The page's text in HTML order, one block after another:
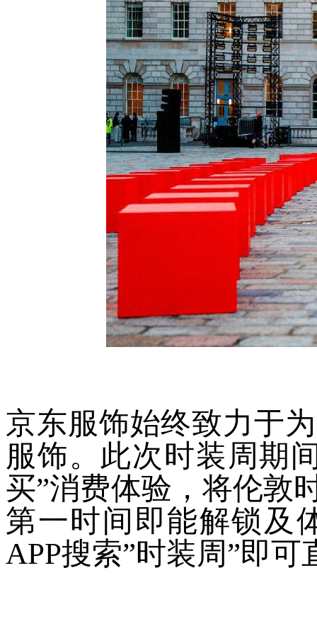
京东服饰始终致力于
服饰。此次时装周期
买”消费体验，将伦敦
第一时间即能解锁及
APP搜索”时装周”即